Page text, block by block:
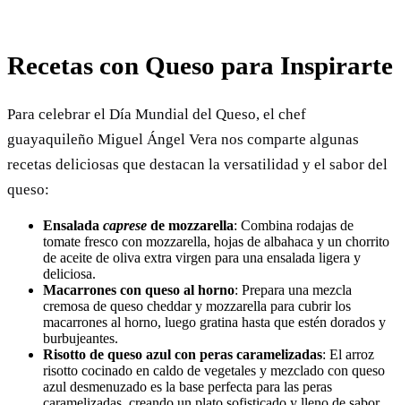
Recetas con Queso para Inspirarte
Para celebrar el Día Mundial del Queso, el chef
guayaquileño Miguel Ángel Vera nos comparte algunas
recetas deliciosas que destacan la versatilidad y el sabor del
queso:
Ensalada caprese de mozzarella: Combina rodajas de
tomate fresco con mozzarella, hojas de albahaca y un chorrito
de aceite de oliva extra virgen para una ensalada ligera y
deliciosa.
Macarrones con queso al horno: Prepara una mezcla
cremosa de queso cheddar y mozzarella para cubrir los
macarrones al horno, luego gratina hasta que estén dorados y
burbujeantes.
Risotto de queso azul con peras caramelizadas: El arroz
risotto cocinado en caldo de vegetales y mezclado con queso
azul desmenuzado es la base perfecta para las peras